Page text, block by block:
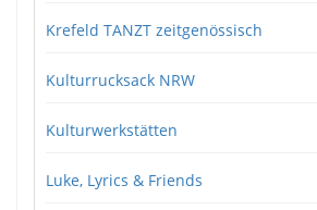
Krefeld TANZT zeitgenössisch
Kulturrucksack NRW
Kulturwerkstätten
Luke, Lyrics & Friends